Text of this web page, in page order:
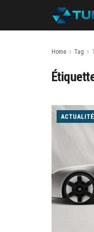
Home Tag